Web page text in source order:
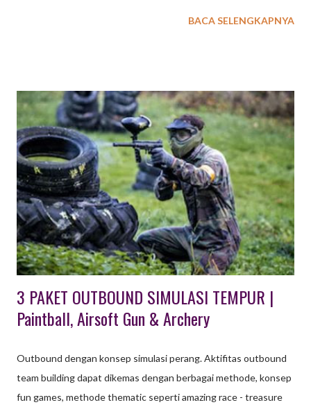
Untuk kegiatan Family Gathering EXXO sudah sediakan
dengan disesuaikan karakteristik peserta dan usia. baca juga : 36
Tempat Wisata di Lembang TEMPAT WISATA OUTBOUND
UNTUK ANAK & FAMILY GATHERING DI BANDUNG Khusus
Wisata Outbound di Lembang Bandung ini , paket untuk usia
anak - anak tersedia Program Outbound Character Building
berupa aktifitas wisata edukasi untuk pelajar PAUD, TK maupun
SD dan SMP. Teriakan anak - anak terdengar sangat nyaring saat
pemandu dari EO Octagon Indonesia memberi instruksi ...
BACA SELENGKAPNYA
3 PAKET OUTBOUND SIMULASI TEMPUR |
Paintball, Airsoft Gun & Archery
Outbound dengan konsep simulasi perang. Aktifitas outbound
team building dapat dikemas dengan berbagai methode, konsep
fun games, methode thematic seperti amazing race - treasure